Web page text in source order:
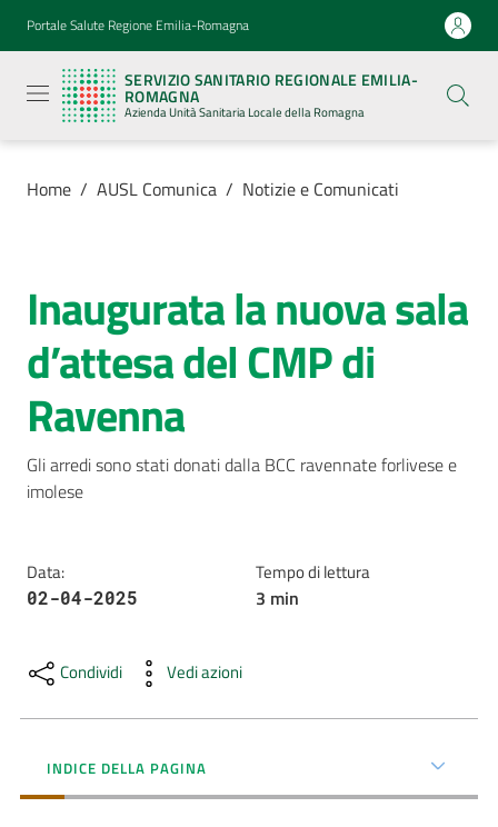
Vai al contenuto
Vai alla navigazione
Vai al footer
Portale Salute Regione Emilia-Romagna
SERVIZIO SANITARIO REGIONALE EMILIA-
ROMAGNA
Azienda Unità Sanitaria Locale della Romagna
Sanitario
Regionale
Emilia-
Romagna
Azienda
Sanitaria
Locale della
Azienda
Servizi
Luoghi
di
cura
Comunica
dei
Servizi
Home / AUSL Comunica / Notizie e Comunicati
Salta al contenuto
Inaugurata la nuova sala
d’attesa del CMP di
Ravenna
Gli arredi sono stati donati dalla BCC ravennate forlivese e
imolese
Data:
02-04-2025
Tempo di lettura
3 min
Condividi Vedi azioni
INDICE DELLA PAGINA